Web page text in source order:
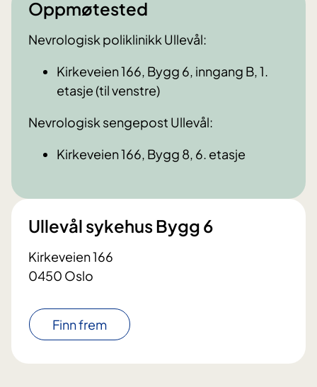
Oppmøtested
Nevrologisk poliklinikk Ullevål:
Kirkeveien 166, Bygg 6, inngang B, 1.
etasje (til venstre)
Nevrologisk sengepost Ullevål:
Kirkeveien 166, Bygg 8, 6. etasje
Ullevål sykehus Bygg 6
Kirkeveien 166
0450 Oslo
Finn frem